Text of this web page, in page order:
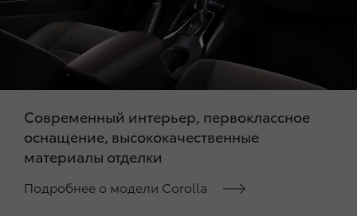
Современный интерьер, первоклассное
оснащение, высококачественные
материалы отделки
Подробнее о модели Corolla